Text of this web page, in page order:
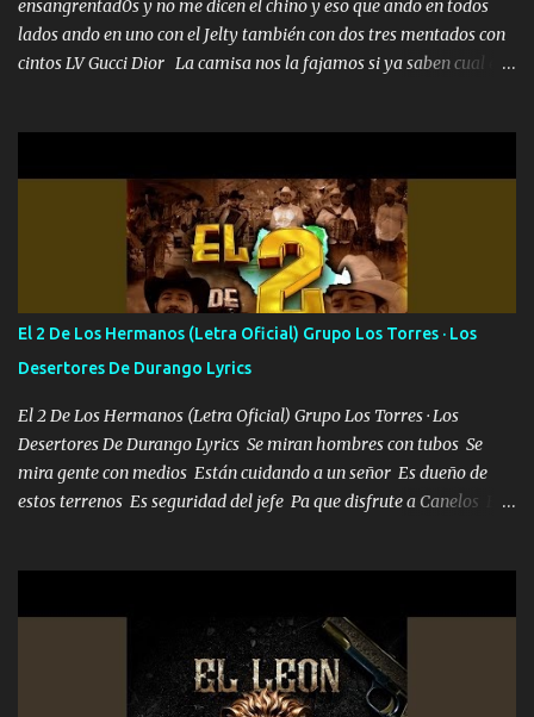
ensangrentad0s y no me dicen el chino y eso que ando en todos
lados ando en uno con el Jelty también con dos tres mentados con
cintos LV Gucci Dior La camisa nos la fajamos si ya saben cual es
estándares 110 mil records de pistas no me falta mucho para
verme en las revistas Ya pasé Italia Japón Madrid Milán y también
Francia ropa de 100.000 bolas Louis vuitton es mi fragancia
repleta de presidentes la bolsa estoy en mi pic si no se han dado
cuenta chequeen gráficas del kitch
El 2 De Los Hermanos (Letra Oficial) Grupo Los Torres · Los
Desertores De Durango Lyrics
El 2 De Los Hermanos (Letra Oficial) Grupo Los Torres · Los
Desertores De Durango Lyrics Se miran hombres con tubos Se
mira gente con medios Están cuidando a un señor Es dueño de
estos terrenos Es seguridad del jefe Pa que disfrute a Canelos Es
ni tampoco las mujeres porque es platica de grandes por eso hay
que estar alegres doy las instrucciones para atender los deberes
Música Si es que salta algún problema de confianza tengo gente
ahí está el Hombre Cuarenta y también Pariente 7 arreglan